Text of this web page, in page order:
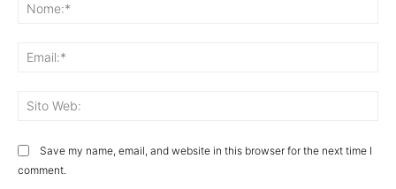
Save my name, email, and website in this browser for the next time I
comment.